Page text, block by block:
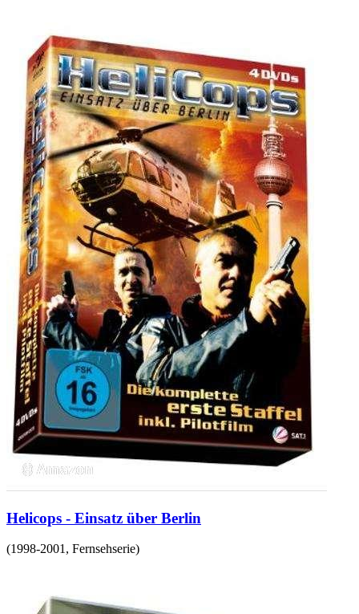
Helicops - Einsatz über Berlin
(1998-2001, Fernsehserie)